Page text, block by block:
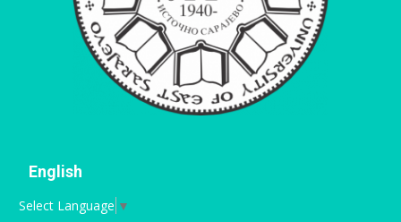
English
Select Language ▼